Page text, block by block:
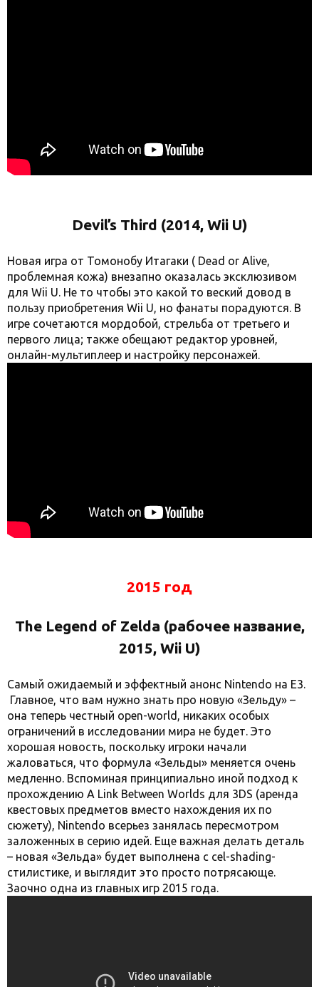
Devil’s Third (2014, Wii U)
Новая игра от Томонобу Итагаки ( Dead or Alive,
проблемная кожа) внезапно оказалась эксклюзивом
для Wii U. Не то чтобы это какой то веский довод в
пользу приобретения Wii U, но фанаты порадуются. В
игре сочетаются мордобой, стрельба от третьего и
первого лица; также обещают редактор уровней,
онлайн-мультиплеер и настройку персонажей.
2015 год
The Legend of Zelda (рабочее название,
2015, Wii U)
Самый ожидаемый и эффектный анонс Nintendo на Е3.
Главное, что вам нужно знать про новую «Зельду» –
она теперь честный open-world, никаких особых
ограничений в исследовании мира не будет. Это
хорошая новость, поскольку игроки начали
жаловаться, что формула «Зельды» меняется очень
медленно. Вспоминая принципиально иной подход к
прохождению A Link Between Worlds для 3DS (аренда
квестовых предметов вместо нахождения их по
сюжету), Nintendo всерьез занялась пересмотром
заложенных в серию идей. Еще важная делать деталь
– новая «Зельда» будет выполнена с cel-shading-
стилистике, и выглядит это просто потрясающе.
Заочно одна из главных игр 2015 года.